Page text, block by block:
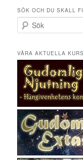
SÖK OCH DU SKALL
ö
VÅRA AKTUELLA